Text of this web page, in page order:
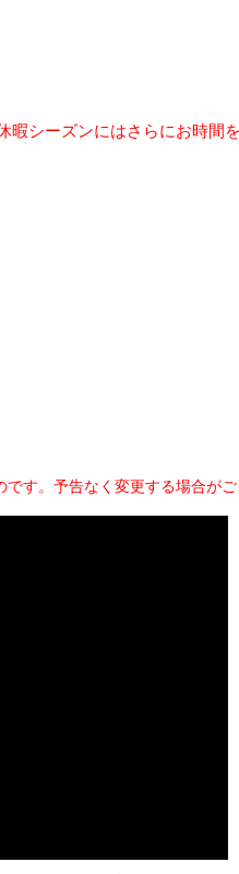
シーズンにはさらにお時間
す。予告なく変更する場合がご